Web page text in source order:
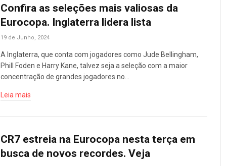
Confira as seleções mais valiosas da
Eurocopa. Inglaterra lidera lista
19 de Junho, 2024
A Inglaterra, que conta com jogadores como Jude Bellingham,
Phill Foden e Harry Kane, talvez seja a seleção com a maior
concentração de grandes jogadores no…
Leia mais
CR7 estreia na Eurocopa nesta terça em
busca de novos recordes. Veja